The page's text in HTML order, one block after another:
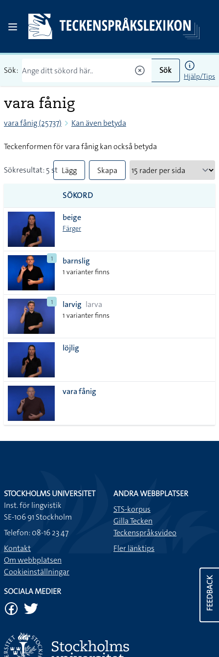
Sök: Sök
Hjälp/Tips
vara fånig
vara fånig (25737) Kan även betyda
Teckenformen för vara fånig kan också betyda
Sökresultat: 5 st Lägg
till
alla i
lista
Skapa
SÖKORD
beige
Färger
1 barnslig
1 varianter finns
1 larvig larva
1 varianter finns
löjlig
vara fånig
FEEDBACK
STOCKHOLMS UNIVERSITET
Inst. för lingvistik
SE-106 91 Stockholm
Telefon: 08-16 23 47
Kontakt
Om webbplatsen
Cookieinställningar
ANDRA WEBBPLATSER
STS-korpus
Gilla Tecken
Teckenspråksvideo
Fler länktips
SOCIALA MEDIER